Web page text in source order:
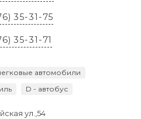
35-31-75
35-31-71
автомобили
D - автобус
ул.,54